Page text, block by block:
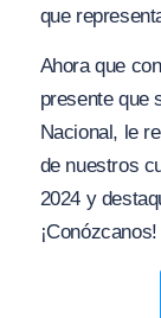
que
Ahora que
presente que
Nacional, le
de nuestros
2024 y
¡Conózcanos!